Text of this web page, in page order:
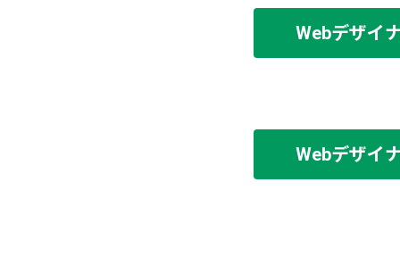
Webデザイ
Webデザイ